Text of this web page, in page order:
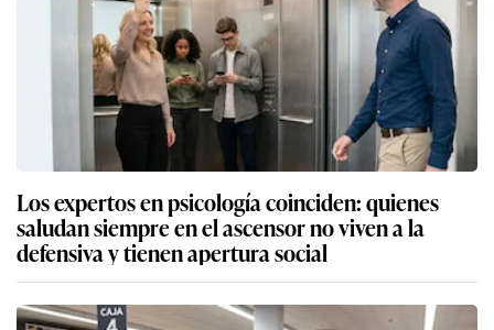
Los expertos en psicología coinciden: quienes
saludan siempre en el ascensor no viven a la
defensiva y tienen apertura social